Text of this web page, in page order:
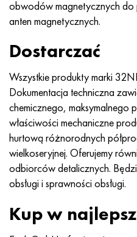
obwodów magnetycznych do
anten magnetycznych.
Dostarczać
Wszystkie produkty marki
Dokumentacja techniczna
chemicznego, maksymalnego
właściwości mechaniczne
hurtową różnorodnych
wielkoseryjnej. Oferujemy
odbiorców detalicznych.
obsługi i sprawności obsługi.
Kup w